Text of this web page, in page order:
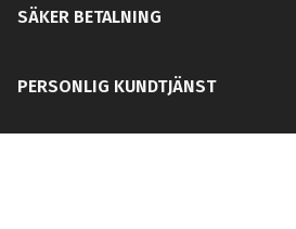
SÄKER BETALNING
PERSONLIG KUNDTJÄNST